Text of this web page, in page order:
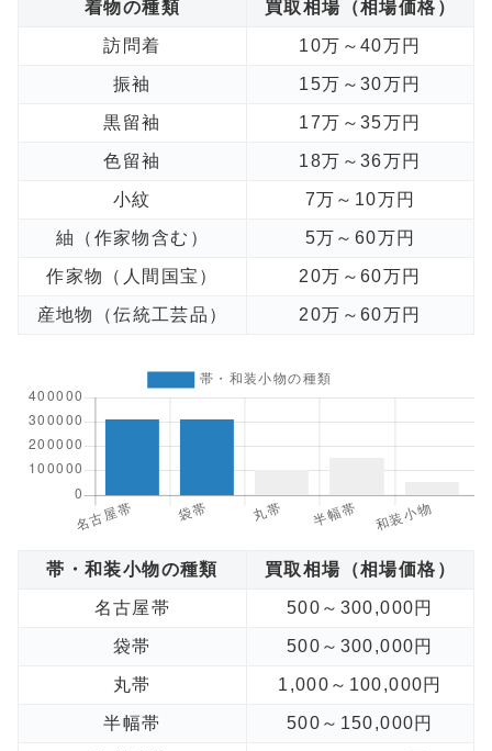
着物の種類 買取相場（相場価格）
訪問着 10万～40万円
振袖 15万～30万円
黒留袖 17万～35万円
色留袖 18万～36万円
小紋 7万～10万円
紬（作家物含む） 5万～60万円
作家物（人間国宝） 20万～60万円
産地物（伝統工芸品） 20万～60万円
帯・和装小物の種類 買取相場（相場価格）
名古屋帯 500～300,000円
袋帯 500～300,000円
丸帯 1,000～100,000円
半幅帯 500～150,000円